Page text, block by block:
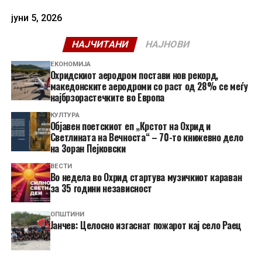
јуни 5, 2026
НАЈЧИТАНИ НАЈНОВИ
ЕКОНОМИЈА
Охридскиот аеродром постави нов рекорд,
македонските аеродроми со раст од 28% се меѓу
најбрзорастечките во Европа
КУЛТУРА
Објавен поетскиот еп „Крстот на Охрид и
Светлината на Вечноста“ – 70-то книжевно дело
на Зоран Пејковски
ВЕСТИ
Во недела во Охрид стартува музичкиот караван
за 35 години независност
ОПШТИНИ
Јанчев: Целосно изгаснат пожарот кај село Раец